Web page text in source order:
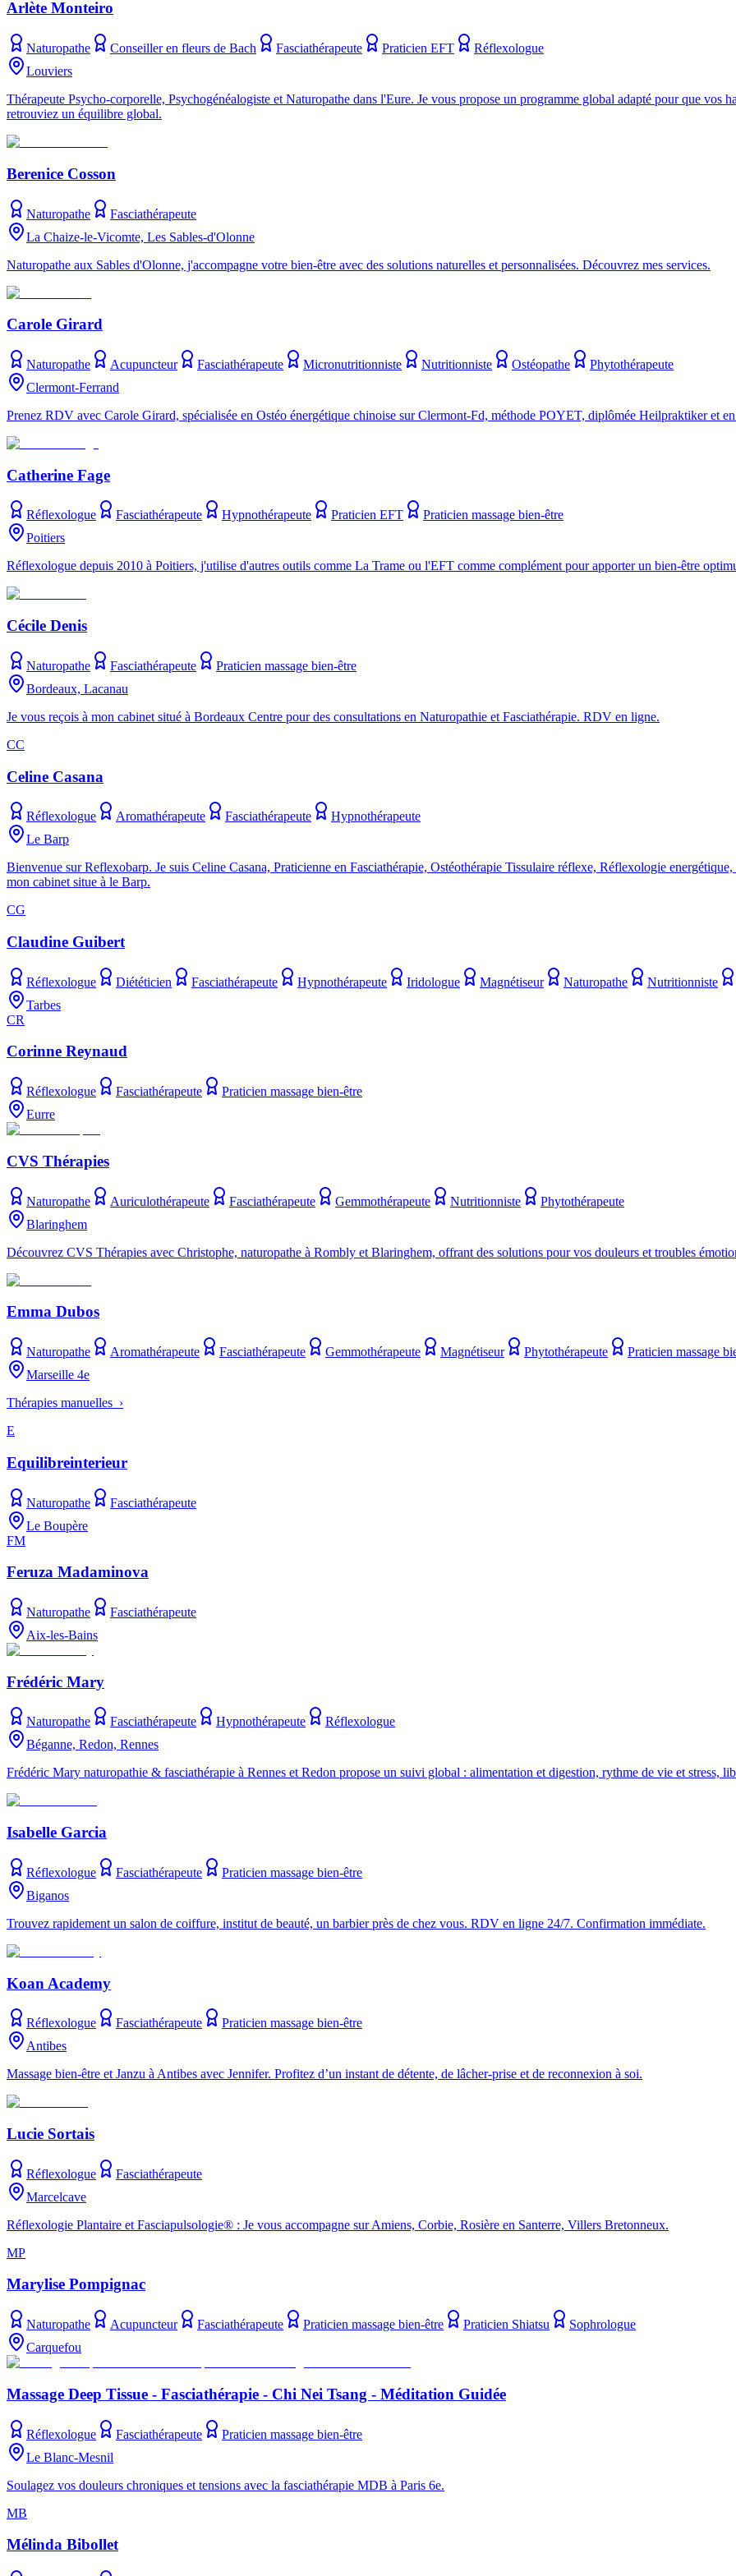
Arlète Monteiro
Naturopathe Conseiller en fleurs de Bach Fasciathérapeute Praticien EFT
Réflexologue
Louviers
Thérapeute Psycho-corporelle, Psychogénéalogiste et Naturopathe dans l'Eure. Je vous propose un programme global adapté pour que vos
retrouviez un équilibre global.
Berenice Cosson
Naturopathe
Fasciathérapeute
La Chaize-le-Vicomte, Les Sables-d'Olonne
Naturopathe aux Sables d'Olonne, j'accompagne votre bien-être avec des solutions naturelles et personnalisées. Découvrez mes services.
Carole Girard
Naturopathe Acupuncteur Fasciathérapeute Micronutritionniste Nutritionniste Ostéopathe
Phytothérapeute
Clermont-Ferrand
Prenez RDV avec Carole Girard, spécialisée en Ostéo énergétique chinoise sur Clermont-Fd, méthode POYET, diplômée Heilpraktiker et
Catherine Fage
Réflexologue Fasciathérapeute Hypnothérapeute Praticien EFT
Praticien massage bien-être
Poitiers
Réflexologue depuis 2010 à Poitiers, j'utilise d'autres outils comme La Trame ou l'EFT comme complément pour apporter un bien-être
Cécile Denis
Naturopathe Fasciathérapeute
Praticien massage bien-être
Bordeaux, Lacanau
Je vous reçois à mon cabinet situé à Bordeaux Centre pour des consultations en Naturopathie et Fasciathérapie. RDV en ligne.
CC
Celine Casana
Réflexologue Aromathérapeute Fasciathérapeute
Hypnothérapeute
Le Barp
Bienvenue sur Reflexobarp. Je suis Celine Casana, Praticienne en Fasciathérapie, Ostéothérapie Tissulaire réflexe, Réflexologie
mon cabinet situe à le Barp.
CG
Claudine Guibert
Réflexologue Diététicien Fasciathérapeute Hypnothérapeute Iridologue Magnétiseur Naturopathe Nutritionniste
Tarbes
CR
Corinne Reynaud
Réflexologue Fasciathérapeute
Praticien massage bien-être
Eurre
CVS Thérapies
Naturopathe Auriculothérapeute Fasciathérapeute Gemmothérapeute Nutritionniste
Phytothérapeute
Blaringhem
Découvrez CVS Thérapies avec Christophe, naturopathe à Rombly et Blaringhem, offrant des solutions pour vos douleurs et troubles
Emma Dubos
Naturopathe Aromathérapeute Fasciathérapeute Gemmothérapeute Magnétiseur Phytothérapeute Praticien massage
Marseille 4e
Thérapies manuelles ›
E
Equilibreinterieur
Naturopathe
Fasciathérapeute
Le Boupère
FM
Feruza Madaminova
Naturopathe
Fasciathérapeute
Aix-les-Bains
Frédéric Mary
Naturopathe Fasciathérapeute Hypnothérapeute
Réflexologue
Béganne, Redon, Rennes
Frédéric Mary naturopathie & fasciathérapie à Rennes et Redon propose un suivi global : alimentation et digestion, rythme de vie et stress,
Isabelle Garcia
Réflexologue Fasciathérapeute
Praticien massage bien-être
Biganos
Trouvez rapidement un salon de coiffure, institut de beauté, un barbier près de chez vous. RDV en ligne 24/7. Confirmation immédiate.
Koan Academy
Réflexologue Fasciathérapeute
Praticien massage bien-être
Antibes
Massage bien-être et Janzu à Antibes avec Jennifer. Profitez d’un instant de détente, de lâcher-prise et de reconnexion à soi.
Lucie Sortais
Réflexologue
Fasciathérapeute
Marcelcave
Réflexologie Plantaire et Fasciapulsologie® : Je vous accompagne sur Amiens, Corbie, Rosière en Santerre, Villers Bretonneux.
MP
Marylise Pompignac
Naturopathe Acupuncteur Fasciathérapeute Praticien massage bien-être Praticien Shiatsu
Sophrologue
Carquefou
Massage Deep Tissue - Fasciathérapie - Chi Nei Tsang - Méditation Guidée
Réflexologue Fasciathérapeute
Praticien massage bien-être
Le Blanc-Mesnil
Soulagez vos douleurs chroniques et tensions avec la fasciathérapie MDB à Paris 6e.
MB
Mélinda Bibollet